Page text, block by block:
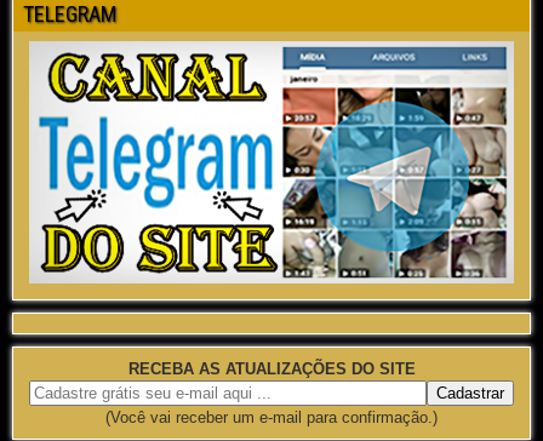
TELEGRAM
RECEBA AS ATUALIZAÇÕES DO SITE
(Você vai receber um e-mail para confirmação.)